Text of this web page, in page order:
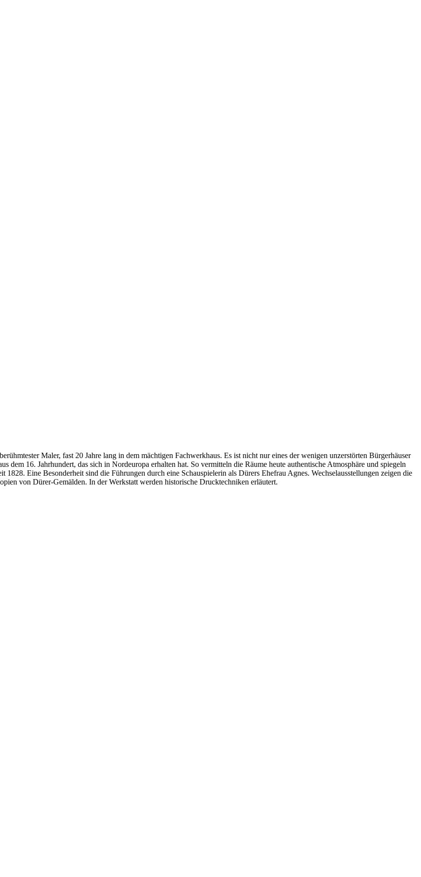
Maler, fast 20 Jahre lang in dem mächtigen Fachwerkhaus. Es ist nicht nur eines der wenigen unzerstörten Bürgerhäuser
dem 16. Jahrhundert, das sich in Nordeuropa erhalten hat. So vermitteln die Räume heute authentische Atmosphäre und spiegeln
1828. Eine Besonderheit sind die Führungen durch eine Schauspielerin als Dürers Ehefrau Agnes. Wechselausstellungen zeigen die
von Dürer-Gemälden. In der Werkstatt werden historische Drucktechniken erläutert.